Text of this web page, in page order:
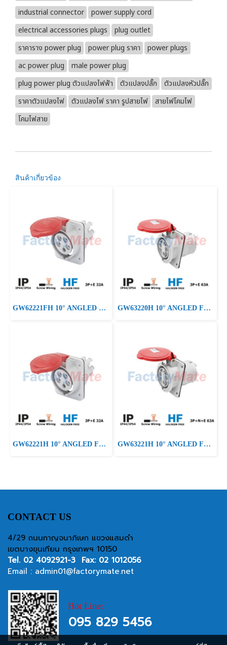
industrial connector
power supply cord
electrical accessories plugs
plug outlet
ราคาราง power plug
power plug ราคา
power plugs
ac power plug
male power plug
plug power plug ตัวแปลงไฟฟ้า
ตัวแปลงปลั๊ก
ตัวแปลงหัวปลั๊ก
ราคาตัวแปลงไฟ
ตัวแปลงไฟ ราคา รูปสายไฟ
สายไฟโคมไฟ
โคมไฟสาย
สินค้าเกี่ยวข้อง
GW62221FH 10° ANGLED FLUSH-MOUNTING SOCKET-OUTLET HP - IP44/IP54 - 3P+N+E 32A 380-415V 50/60HZ - RED - 6H - FAST WIRING GW63220H 10° ANGLED FLUSH-MOUNTING SOCKET-OUTLET HP - IP44/IP54 - 3P+E 63A 380-415V 50/60HZ - RED - 6H - MANTLE TERMINAL
GW62221H 10° ANGLED FLUSH-MOUNTING SOCKET-OUTLET HP - IP44/IP54 - 3P+N+E 32A 380-415V 50/60HZ - RED - 6H - SCREW WIRING GW63221H 10° ANGLED FLUSH-MOUNTING SOCKET-OUTLET HP - IP44/IP54 - 3P+N+E 63A 346-415V 50/60HZ - RED - 6H - MANTLE TERMINAL
CONTACT US
4/29 ถนนกาญจนาภิเษก แขวงแสมดำ
เขตบางขุนเทียน กรุงเทพฯ 10150
Tel. 02 4092921-3 Fax: 02 1012056
Email : admin01@factorymate.net
Hot Line:
095 829 5456